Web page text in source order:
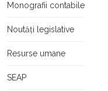
Monografii contabile
Noutăți legislative
Resurse umane
SEAP